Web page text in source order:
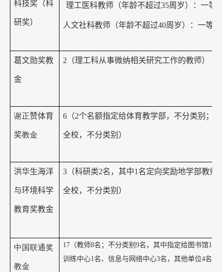
科技奖（科
研奖）
理工医科教师（年龄不超过35周岁）：一等
人文社科教师（年龄不超过40周岁）：一等奖
葛文勋奖教
金
2 （理工科从事微纳相关研究工作的教师）
谢正赞体育
奖教金
6 （2个名额指定给体育教学部，不分类别；
全校，不分类别）
洪华生海洋
与环境科学
教育奖教金
3 （科研类2名，其中1 名定向奖励地学部教师
全校，不分类别）
中国联通奖
教金
1 7 （教师8名；不分类别 9名，其中指定给图书馆1
训练中心1 名、信息与网络中心3名，其他单位4名。